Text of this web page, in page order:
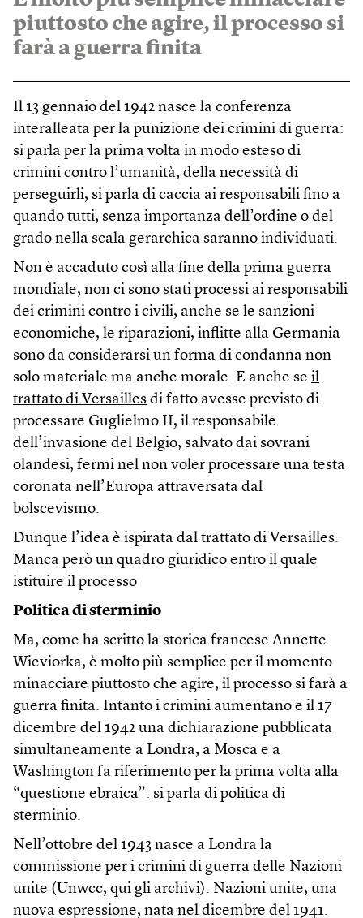
piuttosto che agire, il processo si
farà a guerra finita
Il 13 gennaio del 1942 nasce la conferenza
interalleata per la punizione dei crimini di guerra:
si parla per la prima volta in modo esteso di
crimini contro l’umanità, della necessità di
perseguirli, si parla di caccia ai responsabili fino a
quando tutti, senza importanza dell’ordine o del
grado nella scala gerarchica saranno individuati.
Non è accaduto così alla fine della prima guerra
mondiale, non ci sono stati processi ai responsabili
dei crimini contro i civili, anche se le sanzioni
economiche, le riparazioni, inflitte alla Germania
sono da considerarsi un forma di condanna non
solo materiale ma anche morale. E anche se il
trattato di Versailles di fatto avesse previsto di
processare Guglielmo II, il responsabile
dell’invasione del Belgio, salvato dai sovrani
olandesi, fermi nel non voler processare una testa
coronata nell’Europa attraversata dal
bolscevismo.
Dunque l’idea è ispirata dal trattato di Versailles.
Manca però un quadro giuridico entro il quale
istituire il processo
Politica di sterminio
Ma, come ha scritto la storica francese Annette
Wieviorka, è molto più semplice per il momento
minacciare piuttosto che agire, il processo si farà a
guerra finita. Intanto i crimini aumentano e il 17
dicembre del 1942 una dichiarazione pubblicata
simultaneamente a Londra, a Mosca e a
Washington fa riferimento per la prima volta alla
“questione ebraica”: si parla di politica di
sterminio.
Nell’ottobre del 1943 nasce a Londra la
commissione per i crimini di guerra delle Nazioni
unite ( Unwcc, qui gli archivi). Nazioni unite, una
nuova espressione, nata nel dicembre del 1941.